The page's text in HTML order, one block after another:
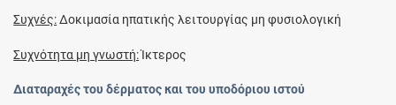
Συχνές:Δοκιμασία ηπατικής λειτουργίας μη φυσιολογική
Συχνότητα μη γνωστή:Ίκτερος
Διαταραχές του δέρματος και του υποδόριου ιστού